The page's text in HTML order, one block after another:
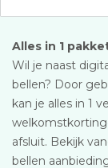
Alles in 1
Wil je naast
bellen? Door
kan je alles in 1
afsluit. Bekijk
bellen